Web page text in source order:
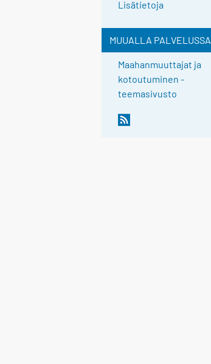
Lisätietoja
MUUALLA PALVELUSSA
Maahanmuuttajat ja
kotoutuminen -
teemasivusto